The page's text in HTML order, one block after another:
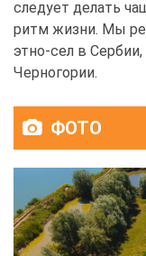
следует делать
ритм жизни. Мы
этно-сел в
Черногории.
ФОТО